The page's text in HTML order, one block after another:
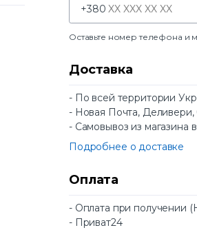
+380
Оставьте номер телефона
Доставка
- По всей территории
- Новая Почта,
- Самовывоз из магазина
Подробнее о доставке
Оплата
- Оплата при получении
- Приват24